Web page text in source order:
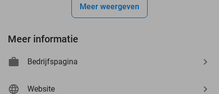
Meer weergeven
Meer informatie
Bedrijfspagina
Website